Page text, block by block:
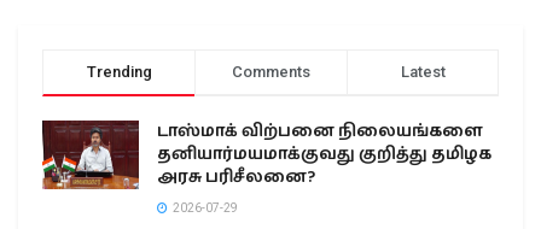
Trending Comments Latest
டாஸ்மாக் விற்பனை நிலையங்களை
தனியார்மயமாக்குவது குறித்து தமிழக
அரசு பரிசீலனை?
2026-07-29